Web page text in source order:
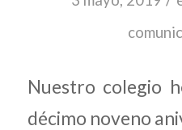
Nuestro colegio
décimo noveno